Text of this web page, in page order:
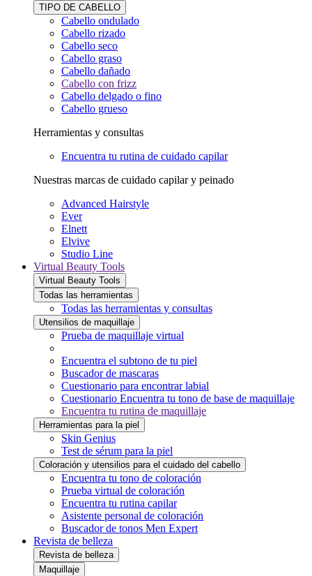
TIPO DE CABELLO
Cabello ondulado
Cabello rizado
Cabello seco
Cabello graso
Cabello dañado
Cabello con frizz
Cabello delgado o fino
Cabello grueso
Herramientas y consultas
Encuentra tu rutina de cuidado capilar
Nuestras marcas de cuidado capilar y peinado
Advanced Hairstyle
Ever
Elnett
Elvive
Studio Line
Virtual Beauty Tools
Virtual Beauty Tools
Todas las herramientas
Todas las herramientas y consultas
Utensilios de maquillaje
Prueba de maquillaje virtual
Encuentra el subtono de tu piel
Buscador de mascaras
Cuestionario para encontrar labial
Cuestionario Encuentra tu tono de base de maquillaje
Encuentra tu rutina de maquillaje
Herramientas para la piel
Skin Genius
Test de sérum para la piel
Coloración y utensilios para el cuidado del cabello
Encuentra tu tono de coloración
Prueba virtual de coloración
Encuentra tu rutina capilar
Asistente personal de coloración
Buscador de tonos Men Expert
Revista de belleza
Revista de belleza
Maquillaje